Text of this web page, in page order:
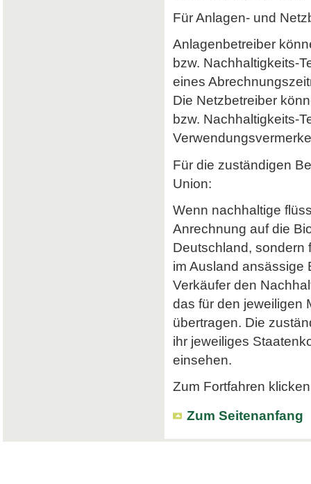
Für Anlagen- und
Anlagenbetreiber
bzw. Nachhaltigkeits-
eines
Die Netzbetreiber
bzw. Nachhaltigkeits-
Für die zuständigen
Union:
Wenn nachhaltige
Anrechnung auf die
Deutschland, sondern
im Ausland ansässige
Verkäufer den
das für den jeweiligen
übertragen. Die
ihr jeweiliges
einsehen.
Zum Fortfahren
Zum Seitenanfang